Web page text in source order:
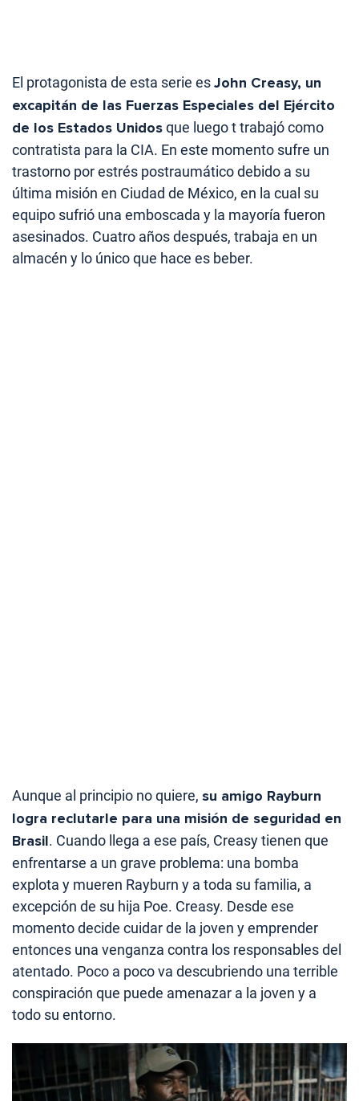
El protagonista de esta serie esJohn Creasy, un
excapitán de las Fuerzas Especiales del Ejército
de los Estados Unidosque luego t trabajó como
contratista para la CIA. En este momento sufre un
trastorno por estrés postraumático debido a su
última misión en Ciudad de México, en la cual su
equipo sufrió una emboscada y la mayoría fueron
asesinados. Cuatro años después, trabaja en un
almacén y lo único que hace es beber.
Aunque al principio no quiere, su amigo Rayburn
logra reclutarle para una misión de seguridad en
Brasil. Cuando llega a ese país, Creasy tienen que
enfrentarse a un grave problema: una bomba
explota y mueren Rayburn y a toda su familia, a
excepción de su hija Poe. Creasy. Desde ese
momento decide cuidar de la joven y emprender
entonces una venganza contra los responsables del
atentado. Poco a poco va descubriendo una terrible
conspiración que puede amenazar a la joven y a
todo su entorno.